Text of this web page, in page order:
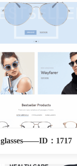
glasses——ID：1717